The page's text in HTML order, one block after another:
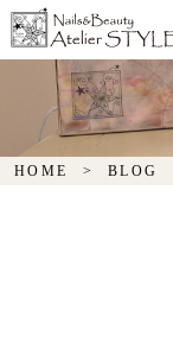
11月
(土）
HOME BLOG